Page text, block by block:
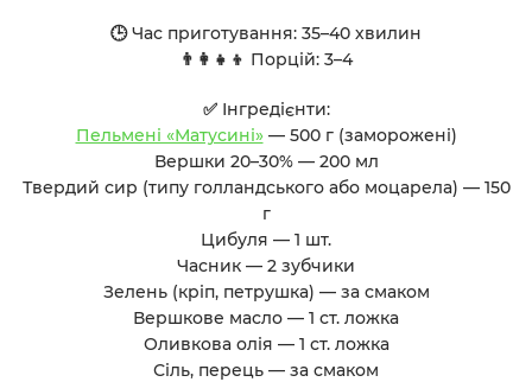
🕒 Час приготування: 35–40 хвилин
👨‍👩‍👧‍👦 Порцій: 3–4
✅ Інгредієнти:
Пельмені «Матусині»— 500 г (заморожені)
Вершки 20–30% — 200 мл
Твердий сир (типу голландського або моцарела) — 150
г
Цибуля — 1 шт.
Часник — 2 зубчики
Зелень (кріп, петрушка) — за смаком
Вершкове масло — 1 ст. ложка
Оливкова олія — 1 ст. ложка
Сіль, перець — за смаком